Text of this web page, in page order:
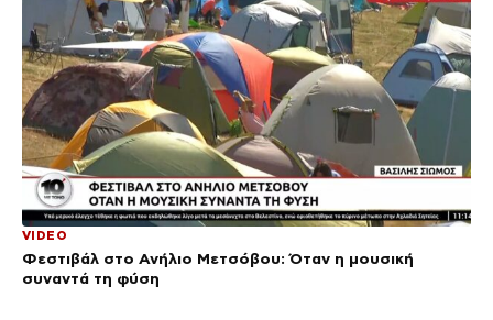
VIDEO
Φεστιβάλ στο Ανήλιο Μετσόβου: Όταν η μουσική
συναντά τη φύση